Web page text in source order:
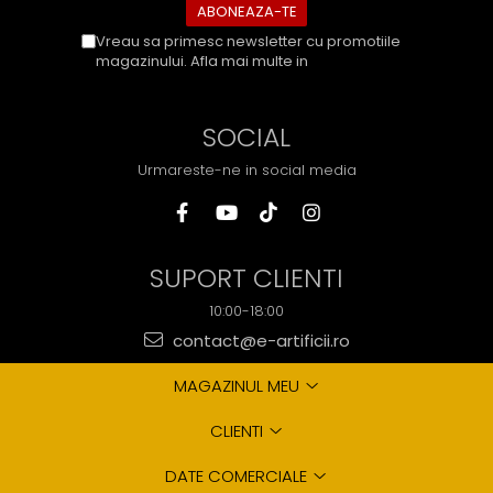
Vreau sa primesc newsletter cu promotiile
magazinului. Afla mai multe in
SOCIAL
Urmareste-ne in social media
SUPORT CLIENTI
10:00-18:00
contact@e-artificii.ro
MAGAZINUL MEU
CLIENTI
DATE COMERCIALE